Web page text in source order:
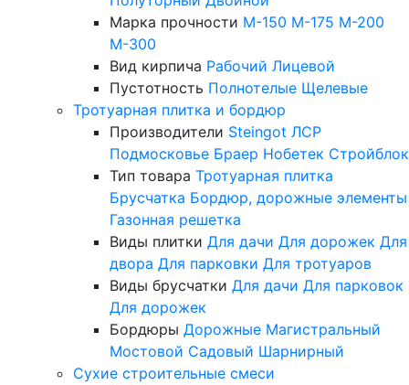
Марка прочности М-150 М-175 М-200
М-300
Вид кирпича Рабочий Лицевой
Пустотность Полнотелые Щелевые
Тротуарная плитка и бордюр
Производители Steingot ЛСР
Подмосковье Браер Нобетек Стройблок
Тип товара Тротуарная плитка
Брусчатка Бордюр, дорожные элементы
Газонная решетка
Виды плитки Для дачи Для дорожек Для
двора Для парковки Для тротуаров
Виды брусчатки Для дачи Для парковок
Для дорожек
Бордюры Дорожные Магистральный
Мостовой Садовый Шарнирный
Сухие строительные смеси